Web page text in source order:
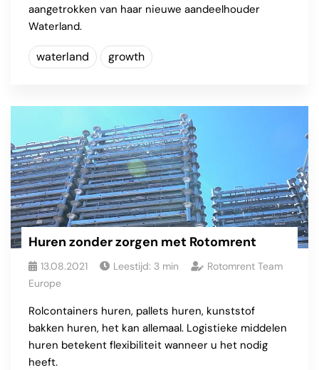
aangetrokken van haar nieuwe aandeelhouder
Waterland.
waterland growth
Huren zonder zorgen met Rotomrent
13.08.2021 Leestijd: 3 min
Rotomrent Team
Europe
Rolcontainers huren, pallets huren, kunststof
bakken huren, het kan allemaal. Logistieke middelen
huren betekent flexibiliteit wanneer u het nodig
heeft.